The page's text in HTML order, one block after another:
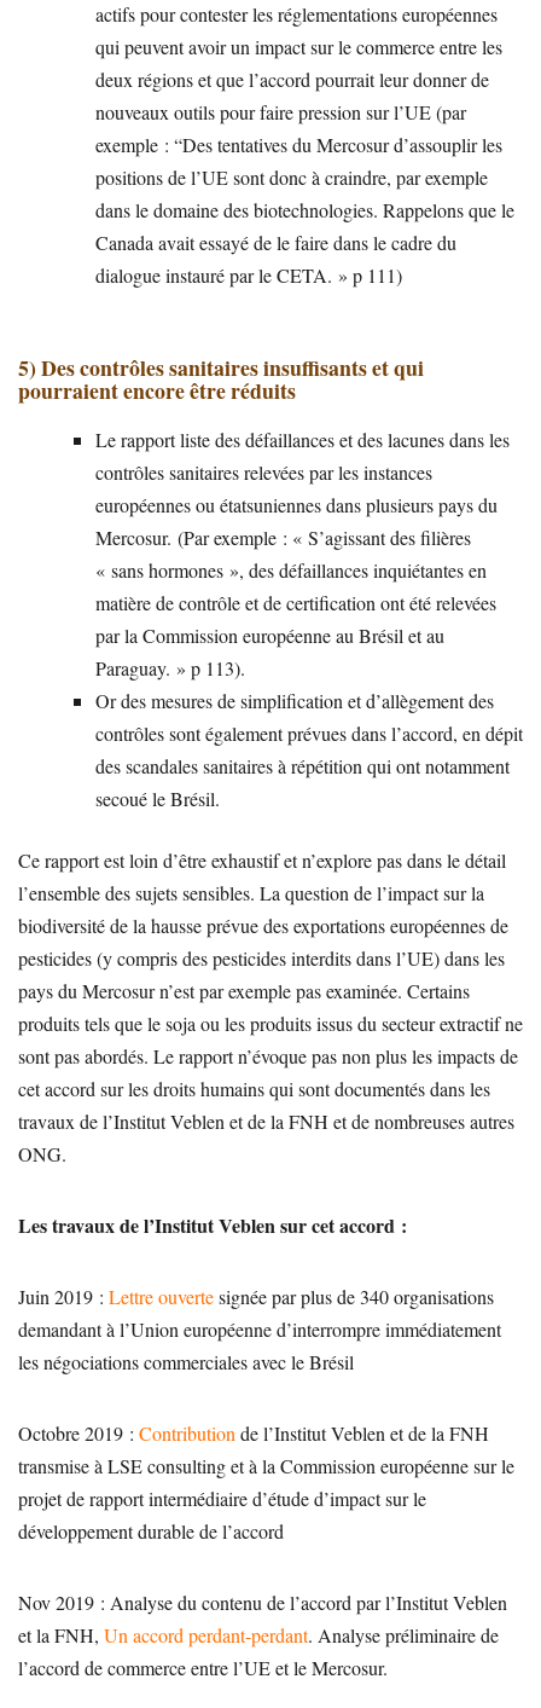
actifs pour contester les réglementations européennes
qui peuvent avoir un impact sur le commerce entre les
deux régions et que l’accord pourrait leur donner de
nouveaux outils pour faire pression sur l’UE (par
exemple : “Des tentatives du Mercosur d’assouplir les
positions de l’UE sont donc à craindre, par exemple
dans le domaine des biotechnologies. Rappelons que le
Canada avait essayé de le faire dans le cadre du
dialogue instauré par le CETA. » p 111)
5) Des contrôles sanitaires insuffisants et qui
pourraient encore être réduits
Le rapport liste des défaillances et des lacunes dans les
contrôles sanitaires relevées par les instances
européennes ou étatsuniennes dans plusieurs pays du
Mercosur. (Par exemple : « S’agissant des filières
« sans hormones », des défaillances inquiétantes en
matière de contrôle et de certification ont été relevées
par la Commission européenne au Brésil et au
Paraguay. » p 113).
Or des mesures de simplification et d’allègement des
contrôles sont également prévues dans l’accord, en dépit
des scandales sanitaires à répétition qui ont notamment
secoué le Brésil.
Ce rapport est loin d’être exhaustif et n’explore pas dans le détail
l’ensemble des sujets sensibles. La question de l’impact sur la
biodiversité de la hausse prévue des exportations européennes de
pesticides (y compris des pesticides interdits dans l’UE) dans les
pays du Mercosur n’est par exemple pas examinée. Certains
produits tels que le soja ou les produits issus du secteur extractif ne
sont pas abordés. Le rapport n’évoque pas non plus les impacts de
cet accord sur les droits humains qui sont documentés dans les
travaux de l’Institut Veblen et de la FNH et de nombreuses autres
ONG.
Les travaux de l’Institut Veblen sur cet accord :
Juin 2019 : Lettre ouvertesignée par plus de 340 organisations
demandant à l’Union européenne d’interrompre immédiatement
les négociations commerciales avec le Brésil
Octobre 2019 : Contributionde l’Institut Veblen et de la FNH
transmise à LSE consulting et à la Commission européenne sur le
projet de rapport intermédiaire d’étude d’impact sur le
développement durable de l’accord
Nov 2019 : Analyse du contenu de l’accord par l’Institut Veblen
et la FNH, Un accord perdant-perdant. Analyse préliminaire de
l’accord de commerce entre l’UE et le Mercosur.